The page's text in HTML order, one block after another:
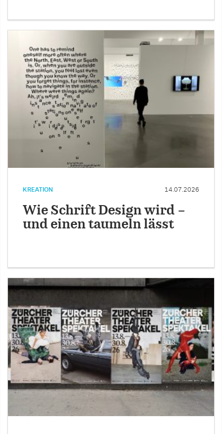
KREATION 14.07.2026
Wie Schrift Design wird –
und einen taumeln lässt